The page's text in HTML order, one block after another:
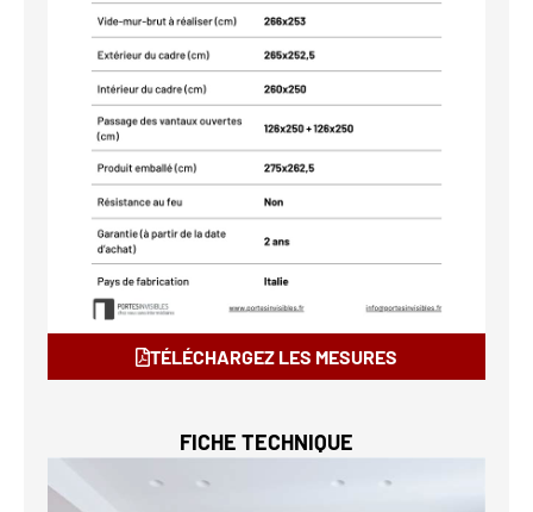
TÉLÉCHARGEZ LES MESURES
FICHE TECHNIQUE